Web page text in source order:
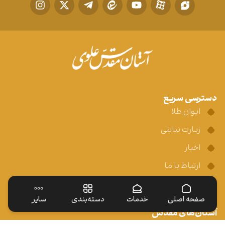
صفحه اصلی خدمات دسته‌بندی سایر
دسترسی سریع
ایوان طلا
زیارت نیابتی
اخبار
ارتباط با ما
خادم افتخاری
آستان‌های مقدس